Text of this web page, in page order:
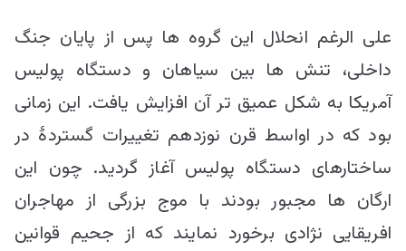
علی الرغم انحلال این گروه ها پس از پایان جنگ
داخلی، تنش ها بین سیاهان و دستگاه پولیس
آمریكا به شکل عمیق تر آن افزایش یافت. این زمانی
بود كه در اواسط قرن نوزدهم تغییرات گستردۀ در
ساختارهای دستگاه پولیس آغاز گردید. چون این
ارگان ها مجبور بودند با موج بزرگی از مهاجران
افریقایی نژادی برخورد نمایند که از جحیم قوانین